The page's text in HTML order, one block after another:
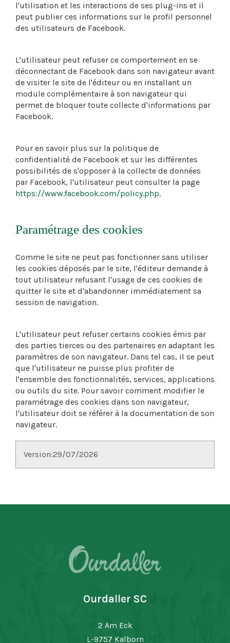
l'utilisation et les interactions de ses plug-ins et il
peut publier ces informations sur le profil personnel
des utilisateurs de Facebook.
L'utilisateur peut refuser ce comportement en se
déconnectant de Facebook dans son navigateur avant
de visiter le site de l'éditeur ou en installant un
module complémentaire à son navigateur qui
permet de bloquer toute collecte d'informations par
Facebook.
Pour en savoir plus sur la politique de
confidentialité de Facebook et sur les différentes
possibilités de s'opposer à la collecte de données
par Facebook, l'utilisateur peut consulter la page
https://www.facebook.com/policy.php.
Paramétrage des cookies
Comme le site ne peut pas fonctionner sans utiliser
les cookies déposés par le site, l'éditeur demande à
tout utilisateur refusant l'usage de ces cookies de
quitter le site et d'abandonner immédiatement sa
session de navigation.
L'utilisateur peut refuser certains cookies émis par
des parties tierces ou des partenaires en adaptant les
paramètres de son navigateur. Dans tel cas, il se peut
que l'utilisateur ne puisse plus profiter de
l'ensemble des fonctionnalités, services, applications
ou outils du site. Pour savoir comment modifier le
paramétrage des cookies dans son navigateur,
l'utilisateur doit se référer à la documentation de son
navigateur.
Version:29/07/2026
Ourdaller SC
2 Am Eck
L-9757 Kalborn